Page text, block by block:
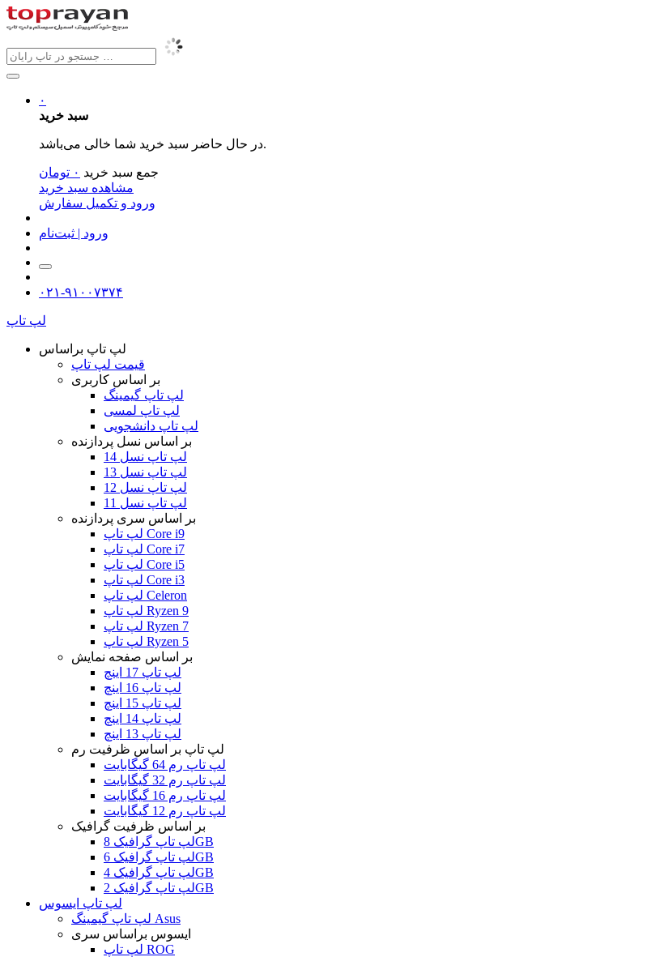
۰
سبد خرید
در حال حاضر سبد خرید شما خالی می‌باشد.
جمع سبد خرید ۰ تومان
مشاهده سبد خرید
ورود و تکمیل سفارش
ورود | ثبت‌نام
۰۲۱-۹۱۰۰۷۳۷۴
لپ تاپ
لپ تاپ براساس
قیمت لپ تاپ
بر اساس کاربری
لپ تاپ گیمینگ
لپ تاپ لمسی
لپ تاپ دانشجویی
بر اساس نسل پردازنده
لپ تاپ نسل 14
لپ تاپ نسل 13
لپ تاپ نسل 12
لپ تاپ نسل 11
بر اساس سری پردازنده
لپ تاپ Core i9
لپ تاپ Core i7
لپ تاپ Core i5
لپ تاپ Core i3
لپ تاپ Celeron
لپ تاپ Ryzen 9
لپ تاپ Ryzen 7
لپ تاپ Ryzen 5
بر اساس صفحه نمایش
لپ تاپ 17 اینچ
لپ تاپ 16 اینچ
لپ تاپ 15 اینچ
لپ تاپ 14 اینچ
لپ تاپ 13 اینچ
لپ تاپ بر اساس ظرفیت رم
لپ تاپ رم 64 گیگابایت
لپ تاپ رم 32 گیگابایت
لپ تاپ رم 16 گیگابایت
لپ تاپ رم 12 گیگابایت
بر اساس ظرفیت گرافیک
لپ تاپ گرافیک 8GB
لپ تاپ گرافیک 6GB
لپ تاپ گرافیک 4GB
لپ تاپ گرافیک 2GB
لپ تاپ ایسوس
لپ تاپ گیمینگ Asus
ایسوس براساس سری
لپ تاپ ROG